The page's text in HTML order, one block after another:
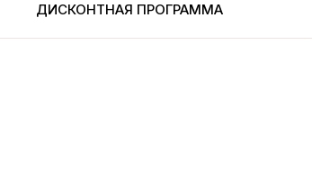
ДИСКОНТНАЯ ПРОГРАММА